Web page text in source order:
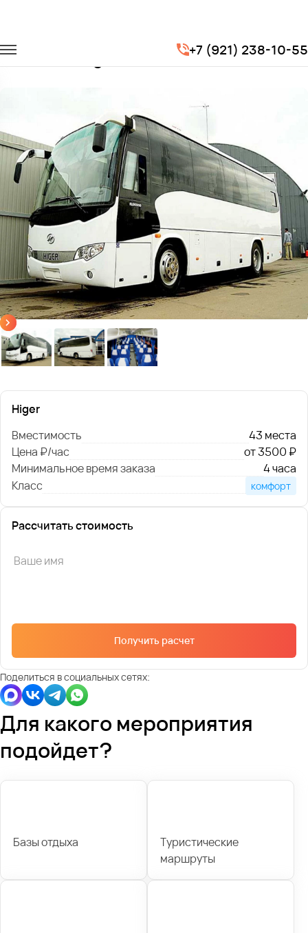
+7 (921) 238-10-55
Higer
Заказать Higer с водителем в Вологде
Higer
Вместимость
43 места
Цена ₽/час
от 3500 ₽
Минимальное время заказа
4 часа
Класс
комфорт
Рассчитать стоимость
Получить расчет
Поделиться в социальных сетях:
Для какого мероприятия
подойдет?
Базы отдыха
Туристические
маршруты